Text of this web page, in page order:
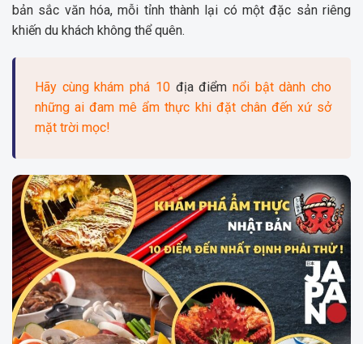
bản sắc văn hóa, mỗi tỉnh thành lại có một đặc sản riêng
khiến du khách không thể quên.
Hãy cùng khám phá 10 địa điểm nổi bật dành cho
những ai đam mê ẩm thực khi đặt chân đến xứ sở
mặt trời mọc!